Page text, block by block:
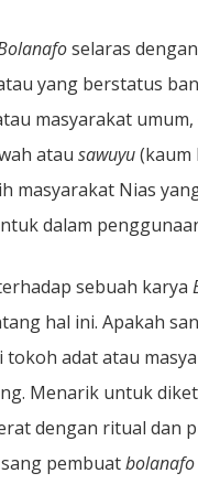
selaras
yang berstatus
masyarakat
atau sawuyu(kaum
Nias
dalam
sebuah karya
hal ini. Apakah
adat atau
Menarik untuk
dengan ritual dan
pembuatbolanafo